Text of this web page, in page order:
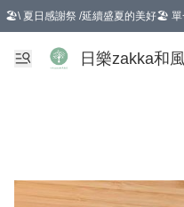
🏖️\ 夏日感謝祭 /延續盛夏的美好🏖️ 單
選擇GoGoX住宅/工商地址配送，單
日樂zakka和